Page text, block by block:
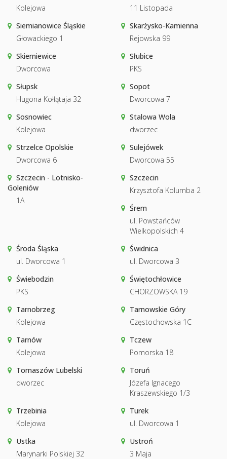
Kolejowa
11 Listopada
Siemianowice Śląskie
Głowackiego 1
Skarżysko-Kamienna
Rejowska 99
Skierniewice
Dworcowa
Słubice
PKS
Słupsk
Hugona Kołłątaja 32
Sopot
Dworcowa 7
Sosnowiec
Kolejowa
Stalowa Wola
dworzec
Strzelce Opolskie
Dworcowa 6
Sulejówek
Dworcowa 55
Szczecin - Lotnisko-
Goleniów
1A
Szczecin
Krzysztofa Kolumba 2
Śrem
ul. Powstańców
Wielkopolskich 4
Środa Śląska
ul. Dworcowa 1
Świdnica
ul. Dworcowa 3
Świebodzin
PKS
Świętochłowice
CHORZOWSKA 19
Tarnobrzeg
Kolejowa
Tarnowskie Góry
Częstochowska 1C
Tarnów
Kolejowa
Tczew
Pomorska 18
Tomaszów Lubelski
dworzec
Toruń
Józefa Ignacego
Kraszewskiego 1/3
Trzebinia
Kolejowa
Turek
ul. Dworcowa 1
Ustka
Marynarki Polskiej 32
Ustroń
3 Maja